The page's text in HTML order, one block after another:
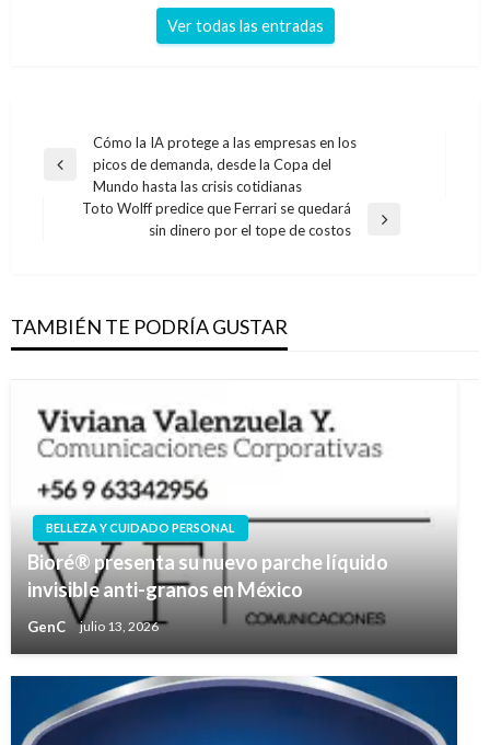
Ver todas las entradas
Navegación
de
entradas
Entrada
anterior
Cómo la IA protege a las empresas en los
picos de demanda, desde la Copa del
Mundo hasta las crisis cotidianas
Toto Wolff predice que Ferrari se quedará
sin dinero por el tope de costos
TAMBIÉN TE PODRÍA GUSTAR
BELLEZA Y CUIDADO PERSONAL
Bioré® presenta su nuevo parche líquido
invisible anti-granos en México
GenC julio 13, 2026